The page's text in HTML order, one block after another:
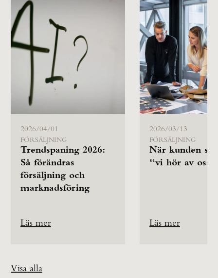
Visa alla
2026/04/01
FÖRSÄLJNING
Trendspaning 2026:
Så förändras
försäljning och
marknadsföring
Läs mer
2026/03/13
FÖRSÄLJNING
När kunden
“vi hör av oss”
Läs mer